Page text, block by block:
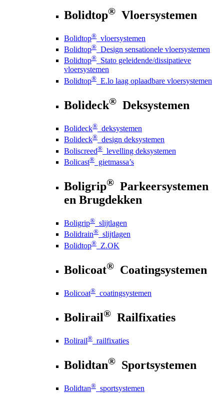
Bolidtop® Vloersystemen
Bolidtop® vloersystemen
Bolidtop® Design sensationele vloersystemen
Bolidtop® Stato geleidende/dissipatieve
vloersystemen
Bolidtop® E.lo laag oplaadbare vloersystemen
Bolideck® Deksystemen
Bolideck® deksystemen
Bolideck® design deksystemen
Boliscreed® levelling deksystemen
Bolicast® gietmassa’s
Boligrip® Parkeersystemen
en Brugdekken
Boligrip® slijtlagen
Bolidrain® slijtlagen
Bolidtop® Z.OK
Bolicoat® Coatingsystemen
Bolicoat® coatingsystemen
Bolirail® Railfixaties
Bolirail® railfixaties
Bolidtan® Sportsystemen
Bolidtan® sportsystemen